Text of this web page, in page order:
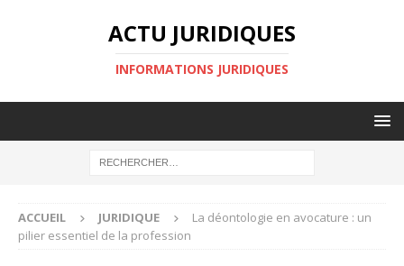
ACTU JURIDIQUES
INFORMATIONS JURIDIQUES
ACCUEIL JURIDIQUE
La déontologie en avocature : un
pilier essentiel de la profession